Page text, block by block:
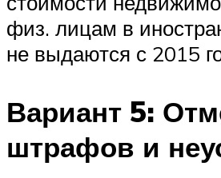
физ. лицам в
не выдаются с 2015
Вариант 5:
штрафов и